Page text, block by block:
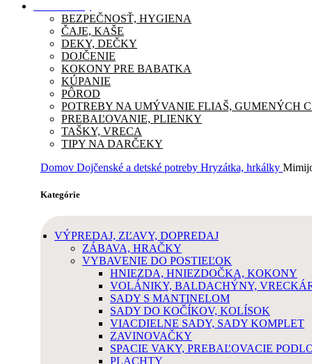
BEZPEČNOSŤ, HYGIENA
ČAJE, KAŠE
DEKY, DEČKY
DOJČENIE
KOKONY PRE BABATKA
KÚPANIE
PÔROD
POTREBY NA UMÝVANIE FLIAŠ, GUMENÝCH
PREBAĽOVANIE, PLIENKY
TAŠKY, VRECA
TIPY NA DARČEKY
Domov Dojčenské a detské potreby Hryzátka, hrkálky
Kategórie
VÝPREDAJ, ZĽAVY, DOPREDAJ
ZÁBAVA, HRAČKY
VYBAVENIE DO POSTIEĽOK
HNIEZDA, HNIEZDOČKA, KOKONY
VOLÁNIKY, BALDACHÝNY,
SADY S MANTINELOM
SADY DO KOČÍKOV, KOLÍSOK
VIACDIELNE SADY, SADY KOMPLET
ZAVINOVAČKY
SPACIE VAKY, PREBAĽOVACIE
PLACHTY